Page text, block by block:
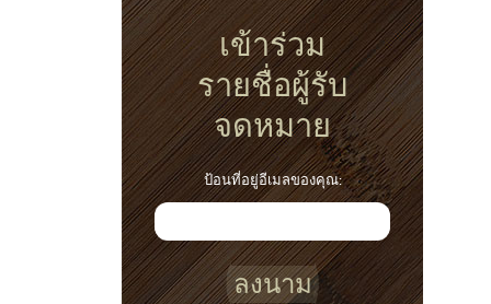
เข้าร่วม
รายชื่อผู้รับ
จดหมาย
ป้อนที่อยู่อีเมลของคุณ:
ลงนาม